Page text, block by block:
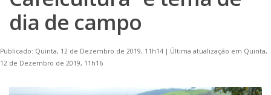
dia de campo
Publicado: Quinta, 12 de Dezembro de 2019, 11h14 | Última atualização em Quinta,
12 de Dezembro de 2019, 11h16